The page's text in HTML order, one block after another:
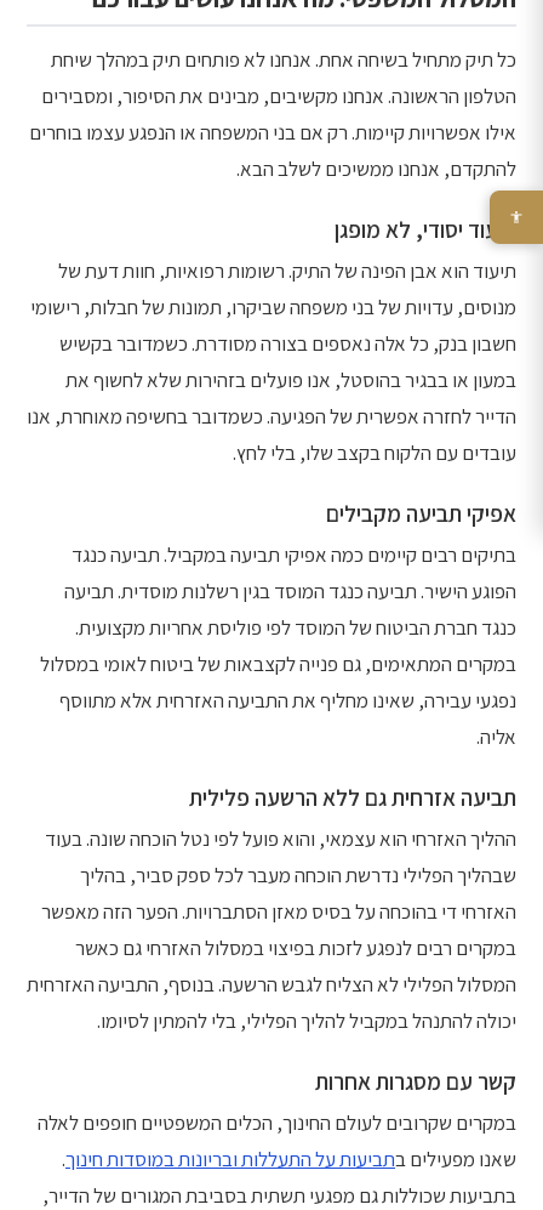
כל תיק מתחיל בשיחה אחת. אנחנו לא פותחים תיק במהלך שיחת
הטלפון הראשונה. אנחנו מקשיבים, מבינים את הסיפור, ומסבירים
אילו אפשרויות קיימות. רק אם בני המשפחה או הנפגע עצמו בוחרים
להתקדם, אנחנו ממשיכים לשלב הבא.
תיעוד יסודי, לא מופגן
תיעוד הוא אבן הפינה של התיק. רשומות רפואיות, חוות דעת של
מנוסים, עדויות של בני משפחה שביקרו, תמונות של חבלות, רישומי
חשבון בנק, כל אלה נאספים בצורה מסודרת. כשמדובר בקשיש
במעון או בבגיר בהוסטל, אנו פועלים בזהירות שלא לחשוף את
הדייר לחזרה אפשרית של הפגיעה. כשמדובר בחשיפה מאוחרת, אנו
עובדים עם הלקוח בקצב שלו, בלי לחץ.
אפיקי תביעה מקבילים
בתיקים רבים קיימים כמה אפיקי תביעה במקביל. תביעה כנגד
הפוגע הישיר. תביעה כנגד המוסד בגין רשלנות מוסדית. תביעה
כנגד חברת הביטוח של המוסד לפי פוליסת אחריות מקצועית.
במקרים המתאימים, גם פנייה לקצבאות של ביטוח לאומי במסלול
נפגעי עבירה, שאינו מחליף את התביעה האזרחית אלא מתווסף
אליה.
תביעה אזרחית גם ללא הרשעה פלילית
ההליך האזרחי הוא עצמאי, והוא פועל לפי נטל הוכחה שונה. בעוד
שבהליך הפלילי נדרשת הוכחה מעבר לכל ספק סביר, בהליך
האזרחי די בהוכחה על בסיס מאזן הסתברויות. הפער הזה מאפשר
במקרים רבים לנפגע לזכות בפיצוי במסלול האזרחי גם כאשר
המסלול הפלילי לא הצליח לגבש הרשעה. בנוסף, התביעה האזרחית
יכולה להתנהל במקביל להליך הפלילי, בלי להמתין לסיומו.
קשר עם מסגרות אחרות
במקרים שקרובים לעולם החינוך, הכלים המשפטיים חופפים לאלה
שאנו מפעילים בתביעות על התעללות ובריונות במוסדות חינוך.
בתביעות שכוללות גם מפגעי תשתית בסביבת המגורים של הדייר,